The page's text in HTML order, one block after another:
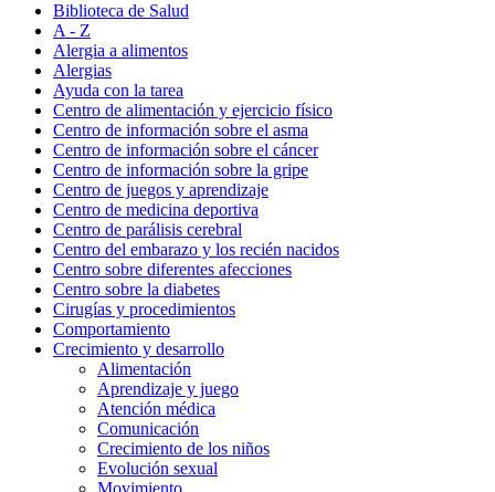
Biblioteca de Salud
A - Z
Alergia a alimentos
Alergias
Ayuda con la tarea
Centro de alimentación y ejercicio físico
Centro de información sobre el asma
Centro de información sobre el cáncer
Centro de información sobre la gripe
Centro de juegos y aprendizaje
Centro de medicina deportiva
Centro de parálisis cerebral
Centro del embarazo y los recién nacidos
Centro sobre diferentes afecciones
Centro sobre la diabetes
Cirugías y procedimientos
Comportamiento
Crecimiento y desarrollo
Alimentación
Aprendizaje y juego
Atención médica
Comunicación
Crecimiento de los niños
Evolución sexual
Movimiento